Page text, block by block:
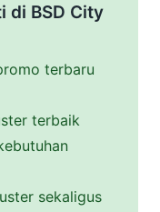
di BSD City
terbaru
terbaik
sekaligus